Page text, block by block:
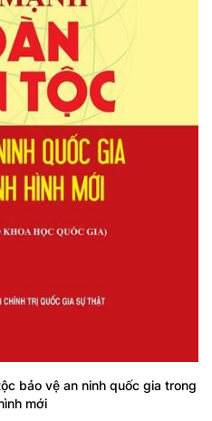
bảo vệ an ninh quốc gia trong
mới